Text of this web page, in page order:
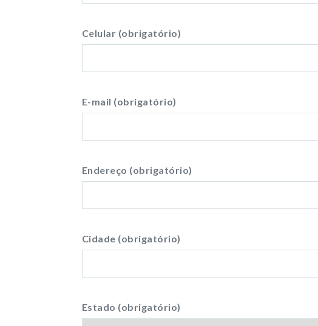
Celular (obrigatório)
E-mail (obrigatório)
Endereço (obrigatório)
Cidade (obrigatório)
Estado (obrigatório)